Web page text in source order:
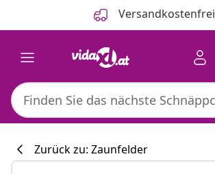
Versandkostenfrei
Zurück zu: Zaunfelder